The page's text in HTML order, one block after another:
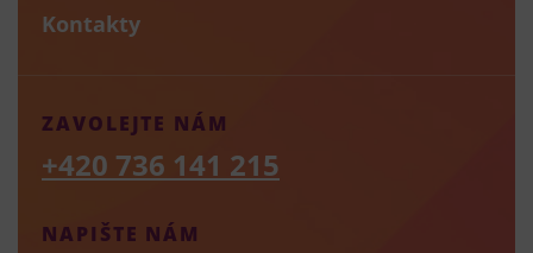
Kontakty
NAPIŠTE NÁM
ZAVOLEJTE NÁM
+420 736 141 215